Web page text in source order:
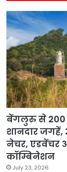
बेंगलुरु से 200
शानदार जगहें,
नेचर, एडवेंचर
कॉम्बिनेशन
July 23, 2026